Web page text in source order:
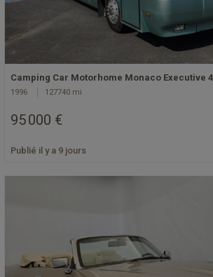
Camping Car Motorhome Monaco Executive
1996 127740 mi
95 000 €
Publié il y a 9 jours